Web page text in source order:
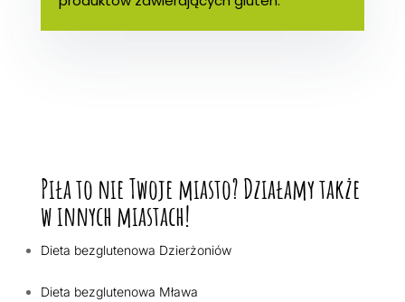
Piła to nie Twoje miasto? Działamy także
w innych miastach!
Dieta bezglutenowa Dzierżoniów
Dieta bezglutenowa Mława